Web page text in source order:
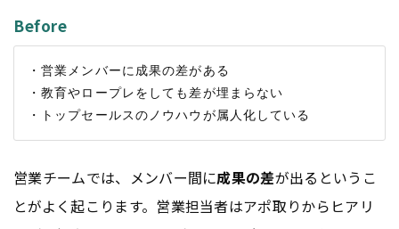
Before
・営業メンバーに成果の差がある
・教育やロープレをしても差が埋まらない
営業チームでは、メンバー間に成果の差が出るというこ
とがよく起こります。営業担当者はアポ取りからヒアリ